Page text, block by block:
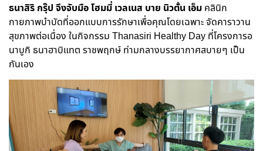
ธนาสิริ กรุ๊ป จึงจับมือ โฮมมี่ เวลเนส บาย นิวตั้น เอ็ม คลินิก
กายภาพบำบัดที่ออกแบบการรักษาเพื่อคุณโดยเฉพาะ จัดคาราวาน
สุขภาพต่อเนื่อง ในกิจกรรม Thanasiri Healthy Day ที่โครงการอ
นาบูกิ ธนาฮาบิแทต ราชพฤกษ์ ท่ามกลางบรรยากาศสบายๆ เป็น
กันเอง